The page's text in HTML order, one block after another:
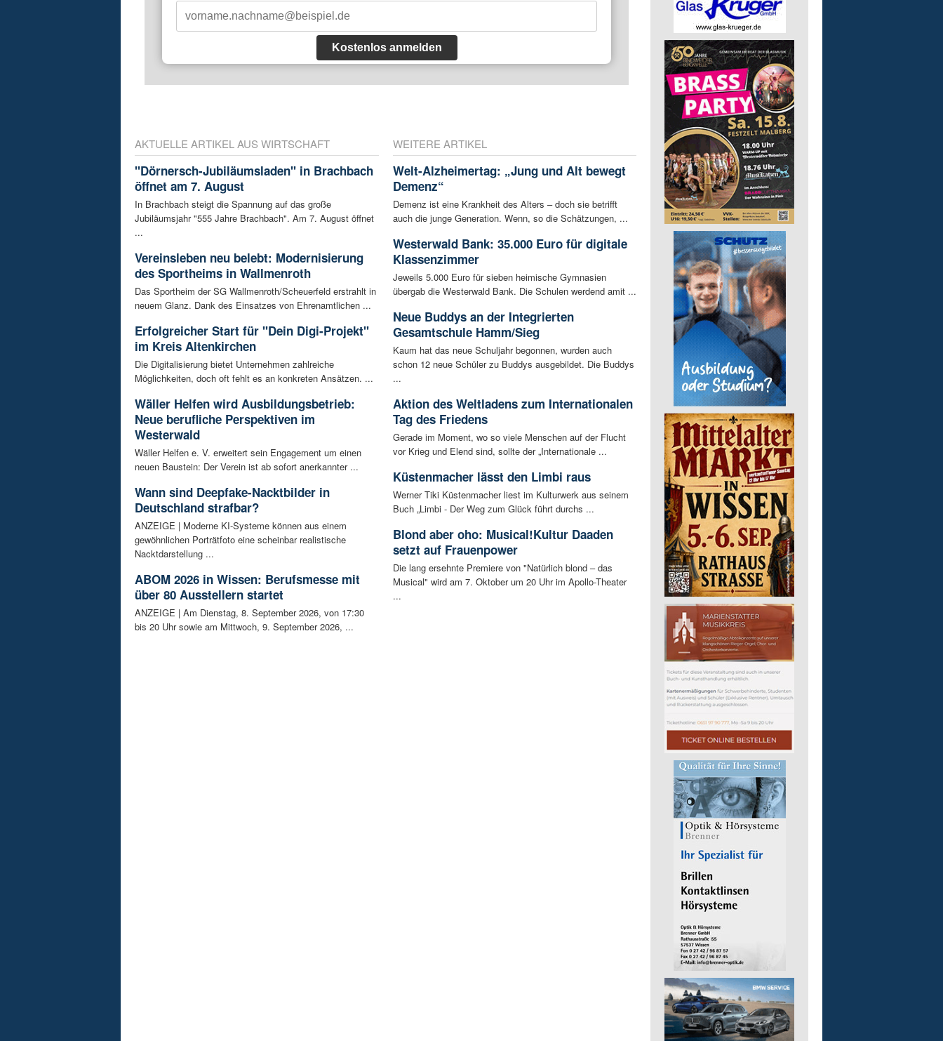
Kostenlos anmelden
AKTUELLE ARTIKEL AUS WIRTSCHAFT
"Dörnersch-Jubiläumsladen" in Brachbach
öffnet am 7. August
In Brachbach steigt die Spannung auf das große
Jubiläumsjahr "555 Jahre Brachbach". Am 7. August öffnet
...
Vereinsleben neu belebt: Modernisierung
des Sportheims in Wallmenroth
Das Sportheim der SG Wallmenroth/Scheuerfeld erstrahlt in
neuem Glanz. Dank des Einsatzes von Ehrenamtlichen ...
Erfolgreicher Start für "Dein Digi-Projekt"
im Kreis Altenkirchen
Die Digitalisierung bietet Unternehmen zahlreiche
Möglichkeiten, doch oft fehlt es an konkreten Ansätzen. ...
Wäller Helfen wird Ausbildungsbetrieb:
Neue berufliche Perspektiven im
Westerwald
Wäller Helfen e. V. erweitert sein Engagement um einen
neuen Baustein: Der Verein ist ab sofort anerkannter ...
Wann sind Deepfake-Nacktbilder in
Deutschland strafbar?
ANZEIGE | Moderne KI-Systeme können aus einem
gewöhnlichen Porträtfoto eine scheinbar realistische
Nacktdarstellung ...
ABOM 2026 in Wissen: Berufsmesse mit
über 80 Ausstellern startet
ANZEIGE | Am Dienstag, 8. September 2026, von 17:30
bis 20 Uhr sowie am Mittwoch, 9. September 2026, ...
WEITERE ARTIKEL
Welt-Alzheimertag: „Jung und Alt bewegt
Demenz“
Demenz ist eine Krankheit des Alters – doch sie betrifft
auch die junge Generation. Wenn, so die Schätzungen, ...
Westerwald Bank: 35.000 Euro für digitale
Klassenzimmer
Jeweils 5.000 Euro für sieben heimische Gymnasien
übergab die Westerwald Bank. Die Schulen werdend amit ...
Neue Buddys an der Integrierten
Gesamtschule Hamm/Sieg
Kaum hat das neue Schuljahr begonnen, wurden auch
schon 12 neue Schüler zu Buddys ausgebildet. Die Buddys
...
Aktion des Weltladens zum Internationalen
Tag des Friedens
Gerade im Moment, wo so viele Menschen auf der Flucht
vor Krieg und Elend sind, sollte der „Internationale ...
Küstenmacher lässt den Limbi raus
Werner Tiki Küstenmacher liest im Kulturwerk aus seinem
Buch „Limbi - Der Weg zum Glück führt durchs ...
Blond aber oho: Musical!Kultur Daaden
setzt auf Frauenpower
Die lang ersehnte Premiere von "Natürlich blond – das
Musical" wird am 7. Oktober um 20 Uhr im Apollo-Theater
...